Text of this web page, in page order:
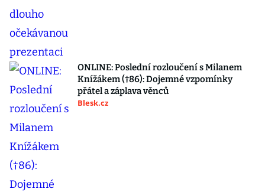
ONLINE: Poslední rozloučení s Milanem
Knížákem (†86): Dojemné vzpomínky
přátel a záplava věnců
Blesk.cz